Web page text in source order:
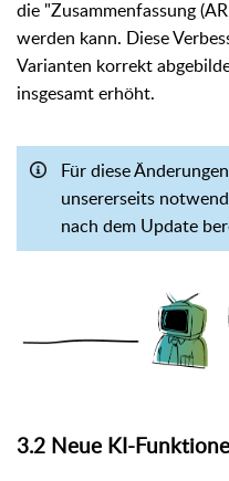
die "Zusammenfassung
werden kann. Diese
Varianten korrekt
insgesamt erhöht.
Für diese
unsererseits
nach dem Update
3.2 Neue KI-